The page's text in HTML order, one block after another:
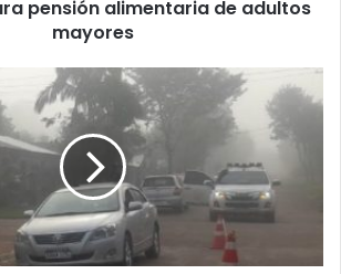
pensión alimentaria de adultos
mayores